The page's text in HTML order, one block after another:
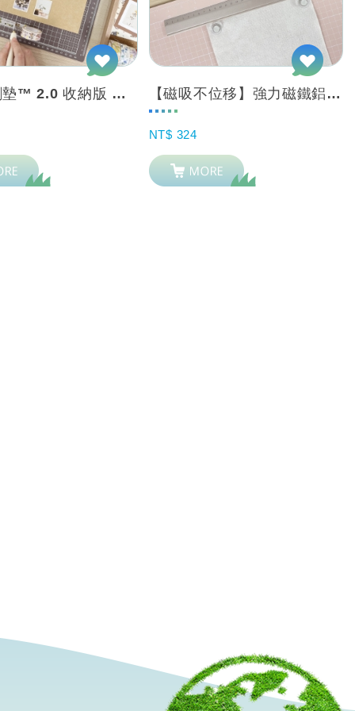
翻轉切割墊™ 2.0 收納版 夾持專利 摺疊/美型/工作墊 A2/A3套組 【磁吸不位移】強力磁鐵鋁尺 高質感 切割固定輔助 紙/布/皮革
NT$ 324